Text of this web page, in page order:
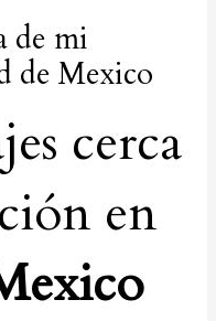
de mi
de Mexico
cerca
en